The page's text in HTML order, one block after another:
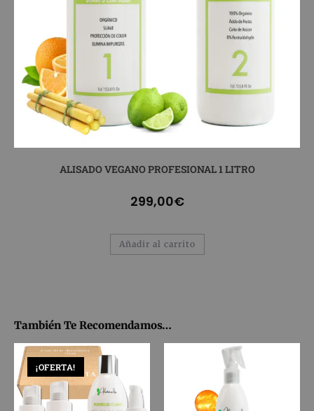
ALISADO VEGANO PROFESIONAL 1 LITRO
299,00€
Añadir al carrito
También Te Recomendamos…
¡OFERTA!